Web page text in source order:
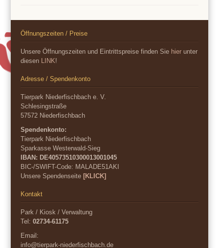
Öffnungszeiten / Preise
Unsere Öffnungszeiten und Eintrittspreise finden Sie hier unter
diesen LINK!
Adresse / Spendenkonto
Tierpark Niederfischbach e. V.
Schlesingstraße
57572 Niederfischbach
Spendenkonto:
Tierpark Niederfischbach
Sparkasse Westerwald-Sieg
IBAN: DE40573510300013001045
BIC-/SWIFT-Code: MALADE51AKI
Unsere Spendenseite[KLICK]
Kontakt
Park / Kiosk / Verwaltung
Tel:02734-61175
Email:
info@tierpark-niederfischbach.de